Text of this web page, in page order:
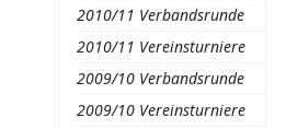
2010/11 Verbandsrunde
2010/11 Vereinsturniere
2009/10 Verbandsrunde
2009/10 Vereinsturniere